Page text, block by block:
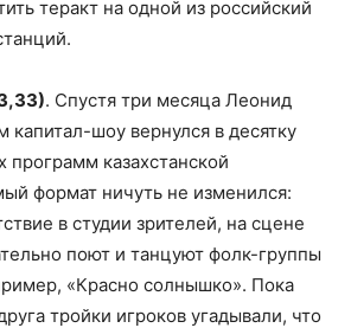
теракт на одной из российский
. Спустя три месяца Леонид
капитал-шоу вернулся в десятку
казахстанской
формат ничуть не изменился:
в студии зрителей, на сцене
поют и танцуют фолк-группы
«Красно солнышко». Пока
тройки игроков угадывали, что